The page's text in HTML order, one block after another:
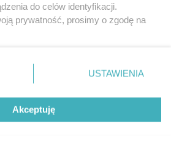
Muzyka i kultura
Archiwum wydarzeń
Zdjęcia miasta
do celów identyfikacji.
prywatność, prosimy o zgodę na
dolnym rogu strony
. Niektóre
będą miały zastosowania tylko
USTAWIENIA
Akceptuję